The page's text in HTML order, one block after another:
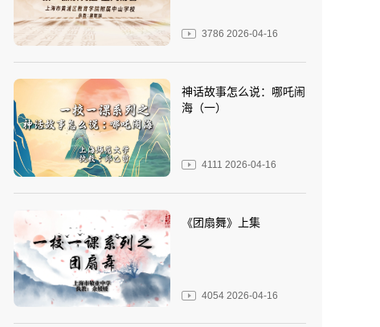
3786 2026-04-16
神话故事怎么说：哪吒闹
海（一）
4111 2026-04-16
《团扇舞》上集
4054 2026-04-16